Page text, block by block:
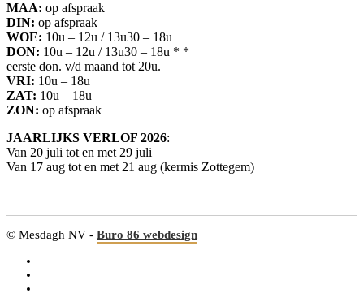
MAA: op afspraak
DIN: op afspraak
WOE: 10u – 12u / 13u30 – 18u
DON: 10u – 12u / 13u30 – 18u * *
eerste don. v/d maand tot 20u.
VRI: 10u – 18u
ZAT: 10u – 18u
ZON: op afspraak
JAARLIJKS VERLOF 2026:
Van 20 juli tot en met 29 juli
Van 17 aug tot en met 21 aug (kermis Zottegem)
© Mesdagh NV - Buro 86 webdesign